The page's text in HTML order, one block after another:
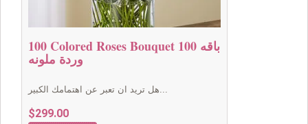
100 Colored Roses Bouquet باقه 100
وردة ملونه
هل تريد ان تعبر عن اهتمامك الكبير...
$299.00